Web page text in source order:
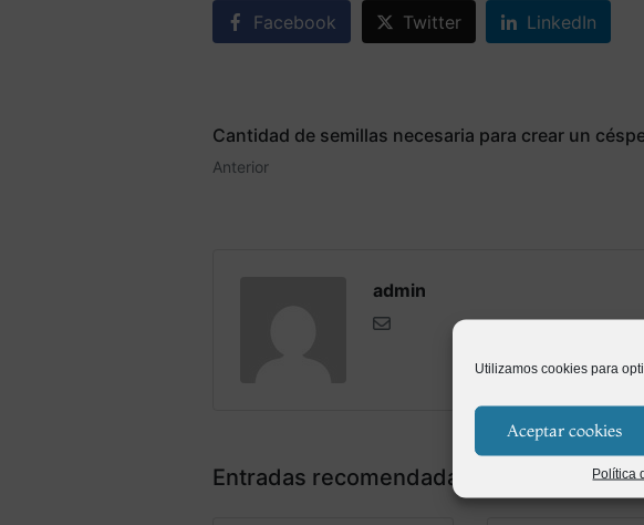
Utilizamos cookies para
Aceptar cookies
Política
Facebook Twitter LinkedIn
Cantidad de semillas necesaria para crear un
Anterior
admin
Entradas recomendadas